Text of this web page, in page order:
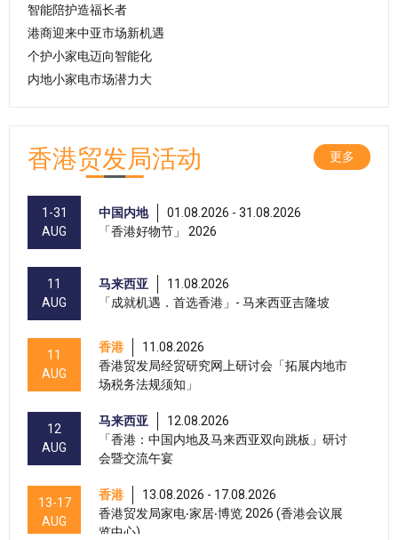
智能陪护造福长者
港商迎来中亚市场新机遇
个护小家电迈向智能化
内地小家电市场潜力大
香港贸发局活动 更多
1-31
AUG
中国内地
01.08.2026 - 31.08.2026
「香港好物节」 2026
11
AUG
马来西亚
11.08.2026
「成就机遇．首选香港」- 马来西亚吉隆坡
11
AUG
香港
11.08.2026
香港贸发局经贸研究网上研讨会「拓展内地市
场税务法规须知」
12
AUG
马来西亚
12.08.2026
「香港：中国内地及马来西亚双向跳板」研讨
会暨交流午宴
13-17
AUG
香港
13.08.2026 - 17.08.2026
香港贸发局家电‧家居‧博览 2026 (香港会议展
览中心)